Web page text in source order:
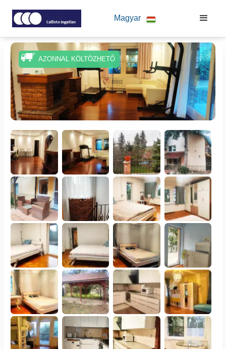
Magyar
AZONNAL KÖLTÖZHETŐ